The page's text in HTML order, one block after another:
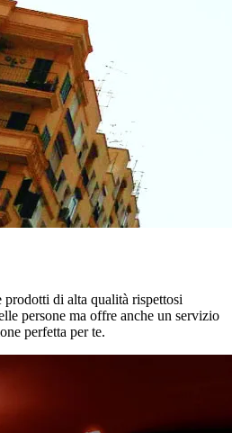
di alta qualità rispettosi
persone ma offre anche un servizio
perfetta per te.